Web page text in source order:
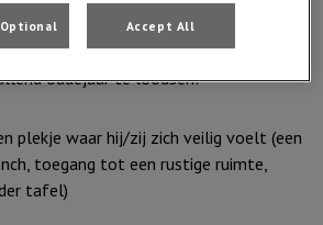
Logisch dus dat vele honden
Wat kan je doen om jouw hond zo goed
oudejaar te loodsen?
plekje waar hij/zij zich veilig voelt (een
toegang tot een rustige ruimte,
tafel)
Accept All